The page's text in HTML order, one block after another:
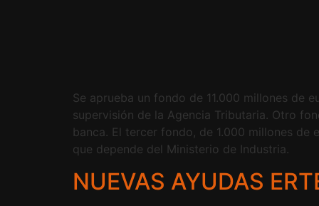
Se aprueba un fondo de 11.000 millones de
supervisión de la Agencia Tributaria. Otro
banca. El tercer fondo, de 1.000 millones
que depende del Ministerio de Industria.
NUEVAS AYUDAS